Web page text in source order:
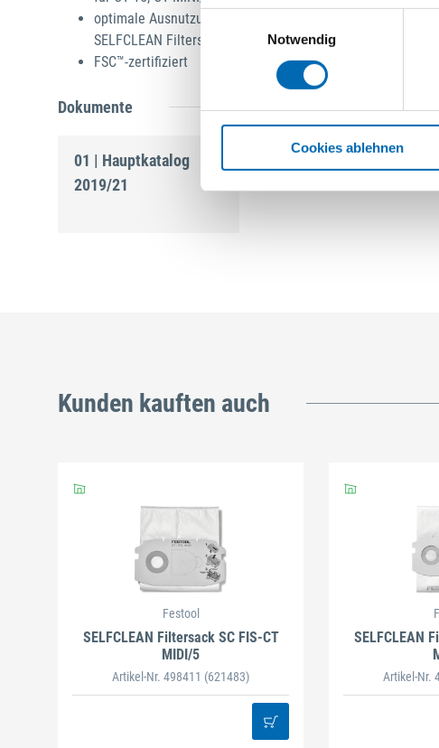
Notwendig
Cookies ablehnen
optimale Ausnutzung des Filtersackvolumens und konstant
SELFCLEAN Filtersack
FSC™-zertifiziert
Dokumente
01 | Hauptkatalog
2019/21
Kunden kauften auch
Festool
SELFCLEAN Filtersack SC FIS-CT
MIDI/5
Artikel-Nr. 498411 (621483)
SELFCLEAN
Artikel-Nr.